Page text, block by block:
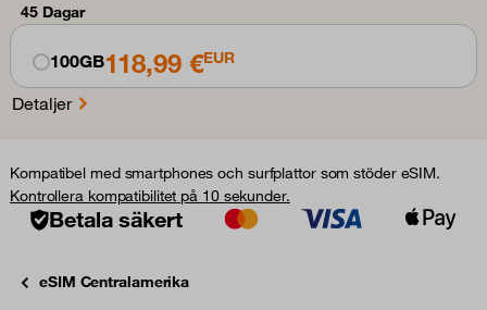
45 Dagar
100GB118,99 €EUR
Detaljer
Kompatibel med smartphones och surfplattor som stöder eSIM.
Kontrollera kompatibilitet på 10 sekunder.
Betala säkert
eSIM Centralamerika